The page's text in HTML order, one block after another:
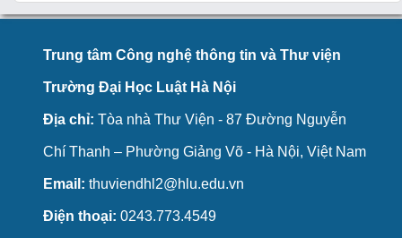
Trung tâm Công nghệ thông tin và Thư viện
Trường Đại Học Luật Hà Nội
Địa chỉ: Tòa nhà Thư Viện - 87 Đường Nguyễn
Chí Thanh – Phường Giảng Võ - Hà Nội, Việt Nam
Email: thuviendhl2@hlu.edu.vn
Điện thoại: 0243.773.4549